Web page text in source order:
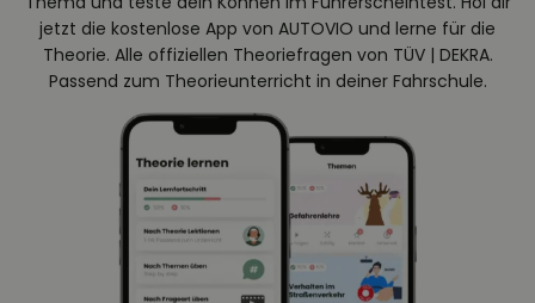
jetzt die kostenlose App von AUTOVIO und lerne für die
Theorie. Alle offiziellen Theoriefragen von TÜV | DEKRA.
Passend zum Theorieunterricht in deiner Fahrschule.